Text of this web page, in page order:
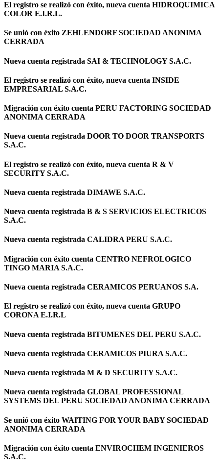
El registro se realizó con éxito, nueva cuenta HIDROQUIMICA
COLOR E.I.R.L.
Se unió con éxito ZEHLENDORF SOCIEDAD ANONIMA
CERRADA
Nueva cuenta registrada SAI & TECHNOLOGY S.A.C.
El registro se realizó con éxito, nueva cuenta INSIDE
EMPRESARIAL S.A.C.
Migración con éxito cuenta PERU FACTORING SOCIEDAD
ANONIMA CERRADA
Nueva cuenta registrada DOOR TO DOOR TRANSPORTS
S.A.C.
El registro se realizó con éxito, nueva cuenta R & V
SECURITY S.A.C.
Nueva cuenta registrada DIMAWE S.A.C.
Nueva cuenta registrada B & S SERVICIOS ELECTRICOS
S.A.C.
Nueva cuenta registrada CALIDRA PERU S.A.C.
Migración con éxito cuenta CENTRO NEFROLOGICO
TINGO MARIA S.A.C.
Nueva cuenta registrada CERAMICOS PERUANOS S.A.
El registro se realizó con éxito, nueva cuenta GRUPO
CORONA E.I.R.L
Nueva cuenta registrada BITUMENES DEL PERU S.A.C.
Nueva cuenta registrada CERAMICOS PIURA S.A.C.
Nueva cuenta registrada M & D SECURITY S.A.C.
Nueva cuenta registrada GLOBAL PROFESSIONAL
SYSTEMS DEL PERU SOCIEDAD ANONIMA CERRADA
Se unió con éxito WAITING FOR YOUR BABY SOCIEDAD
ANONIMA CERRADA
Migración con éxito cuenta ENVIROCHEM INGENIEROS
S.A.C.